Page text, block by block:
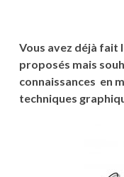
Vous avez déjà fait
proposés mais
connaissances en
techniques